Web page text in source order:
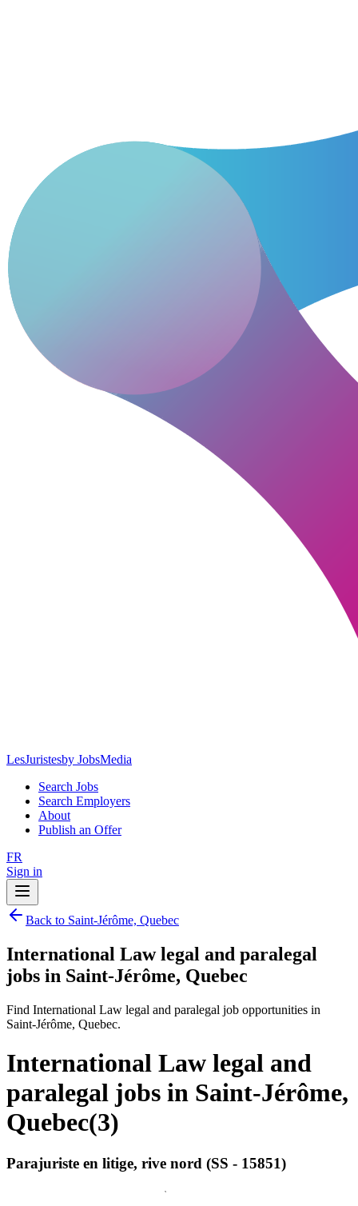
LesJuristesby JobsMedia
Search Jobs
Search Employers
About
Publish an Offer
FR
Sign in
Back to Saint-Jérôme, Quebec
International Law legal and paralegal
jobs in Saint-Jérôme, Quebec
Find International Law legal and paralegal job opportunities in
Saint-Jérôme, Quebec.
International Law legal and
paralegal jobs in Saint-Jérôme,
Quebec(3)
Parajuriste en litige, rive nord (SS - 15851)